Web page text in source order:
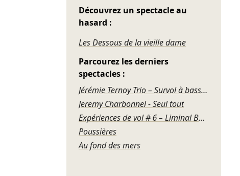
Découvrez un spectacle au
hasard :
Les Dessous de la vieille dame
Parcourez les derniers
spectacles :
Jérémie Ternoy Trio – Survol à basse altitude
Jeremy Charbonnel - Seul tout
Expériences de vol # 6 – Liminal Box / Sirènes
Poussières
Au fond des mers